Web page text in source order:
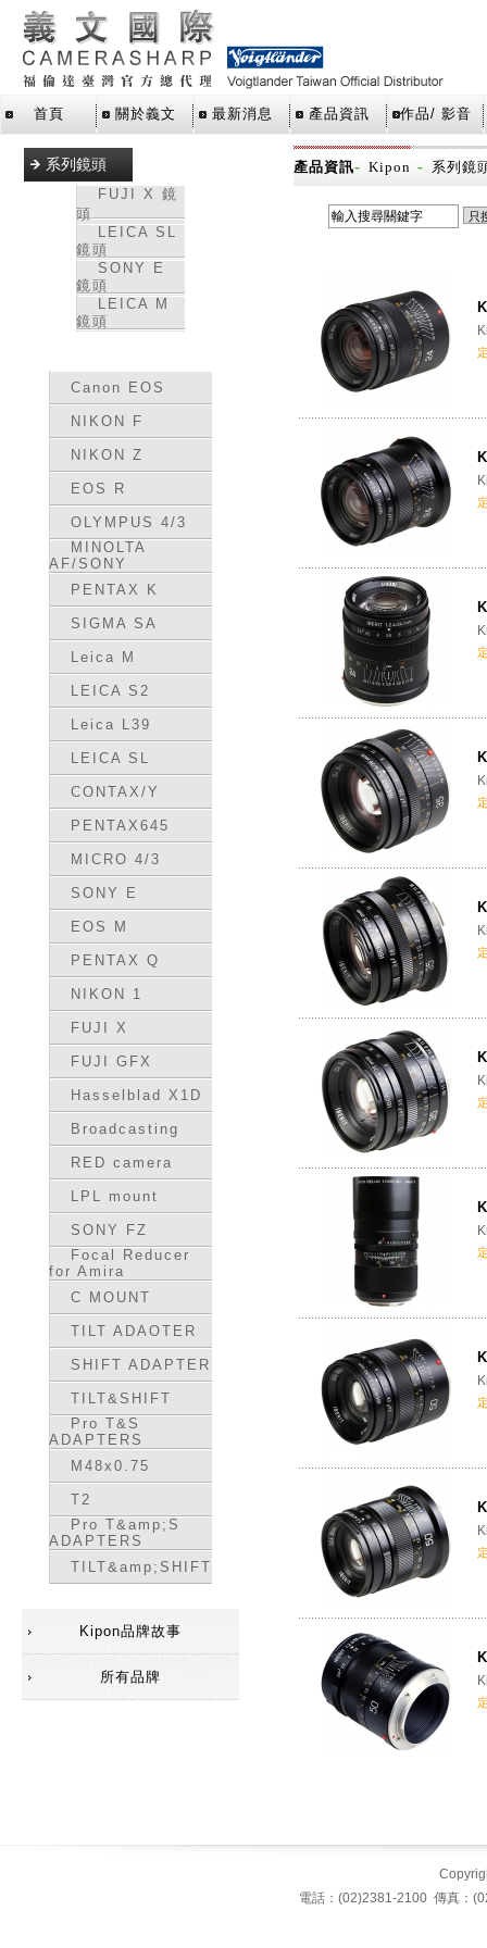
首頁 關於義文 最新消息 產品資訊 作品/ 影音
系列鏡頭
FUJI X 鏡
頭
LEICA SL
鏡頭
SONY E
鏡頭
LEICA M
鏡頭
Canon EOS
NIKON F
NIKON Z
EOS R
OLYMPUS 4/3
MINOLTA
AF/SONY
PENTAX K
SIGMA SA
Leica M
LEICA S2
Leica L39
LEICA SL
CONTAX/Y
PENTAX645
MICRO 4/3
SONY E
EOS M
PENTAX Q
NIKON 1
FUJI X
FUJI GFX
Hasselblad X1D
Broadcasting
RED camera
LPL mount
SONY FZ
Focal Reducer
for Amira
C MOUNT
TILT ADAOTER
SHIFT ADAPTER
TILT&SHIFT
Pro T&S
ADAPTERS
M48x0.75
T2
Pro T&amp;S
ADAPTERS
TILT&amp;SHIFT
Kipon品牌故事
所有品牌
產品資訊- Kipon - 系列鏡
電話：(02)2381-2100 傳真：